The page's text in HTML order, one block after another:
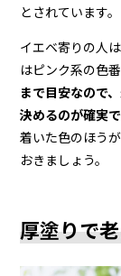
とされています。
イエベ寄りの人
はピンク系の色
まで目安なので
決めるのが確実で
着いた色のほう
おきましょう。
厚塗りで